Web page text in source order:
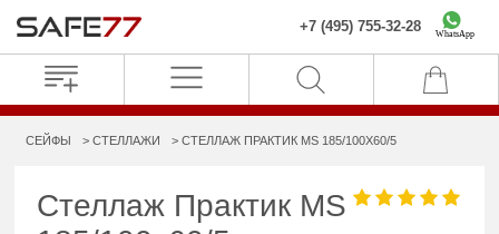
+7 (495) 755-32-28 WhatsApp
СЕЙФЫ СТЕЛЛАЖИ СТЕЛЛАЖ ПРАКТИК MS 185/100X60/5
Стеллаж Практик MS